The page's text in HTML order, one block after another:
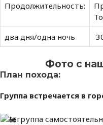
Продолжительность:
два дня/одна ночь
Фото с
План похода:
Группа встречается в
группа